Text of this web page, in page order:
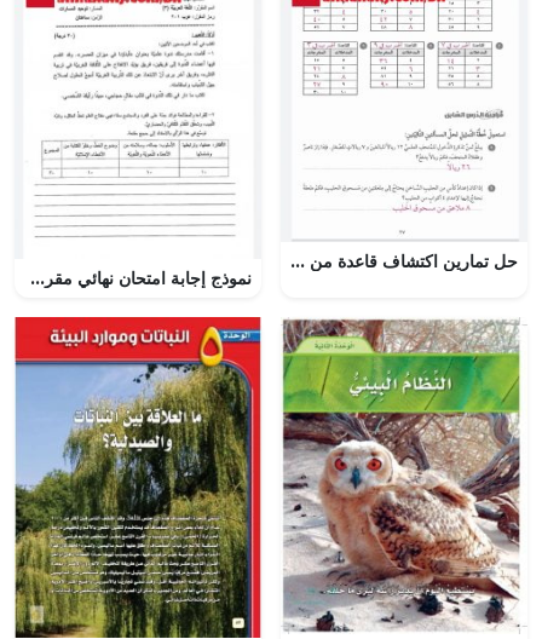
حل تمارين اكتشاف قاعدة من جدول
نموذج إجابة امتحان نهائي مقرر عرب 201 (لغة عربية) الثاني الثانوي